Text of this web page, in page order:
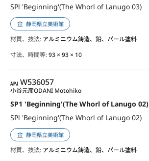
SPl 'Beginning'(The Whorl of Lanugo 03)
静岡県立美術館
材質、技法: アルミニウム鋳造、鉛、パール塗料
寸法、時間等:93 × 93 × 10
APJ
W536057
SP1 'Beginning'(The Whorl of Lanugo 02)
SPl 'Beginning'(The Whorl of Lanugo 02)
小谷元彦ODANI Motohiko
静岡県立美術館
材質、技法: アルミニウム鋳造、鉛、パール塗料